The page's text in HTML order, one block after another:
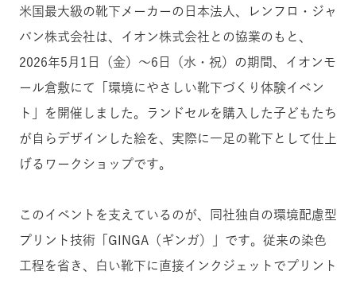
米国最大級の靴下メーカーの日本法人、レンフロ・ジャ
パン株式会社は、イオン株式会社との協業のもと、
2026年5月1日（金）〜6日（水・祝）の期間、イオンモ
ール倉敷にて「環境にやさしい靴下づくり体験イベン
ト」を開催しました。ランドセルを購入した子どもたち
が自らデザインした絵を、実際に一足の靴下として仕上
げるワークショップです。
このイベントを支えているのが、同社独自の環境配慮型
プリント技術「GINGA（ギンガ）」です。従来の染色
工程を省き、白い靴下に直接インクジェットでプリント